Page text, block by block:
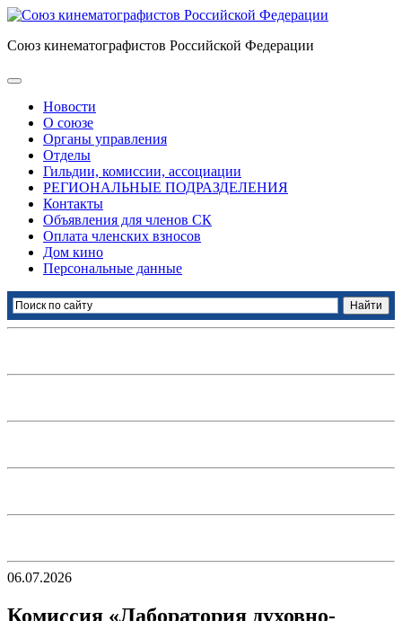
Союз кинематографистов Российской Федерации
Новости
О союзе
Органы управления
Отделы
Гильдии, комиссии, ассоциации
РЕГИОНАЛЬНЫЕ ПОДРАЗДЕЛЕНИЯ
Контакты
Объявления для членов СК
Оплата членских взносов
Дом кино
Персональные данные
06.07.2026
Комиссия «Лаборатория духовно-